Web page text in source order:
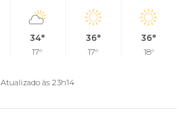
34°
17°
36°
17°
36°
18°
Atualizado às 23h14